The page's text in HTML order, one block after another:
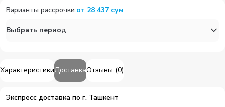
ХарактеристикиДоставкаОтзывы (0)
Экспресс доставка по г. Ташкент
Варианты рассрочки:от 28 437 сум
Выбрать период